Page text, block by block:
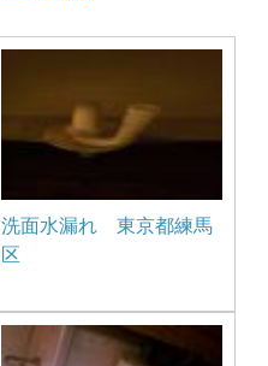
洗面水漏れ 東京都練馬
区